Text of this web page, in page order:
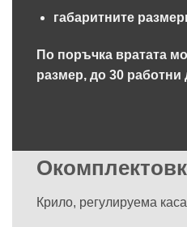
габаритните
По поръчка вратата
размер, до 30 работни
Крило, регулируема